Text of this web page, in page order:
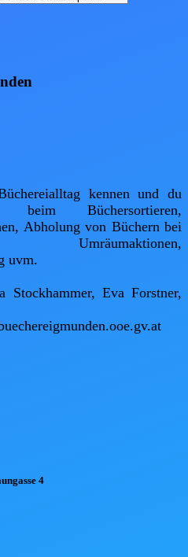
kennen und du
beim Büchersortieren,
Abholung von Büchern bei
Umräumaktionen,
uvm.
Stockhammer, Eva Forstner,
4